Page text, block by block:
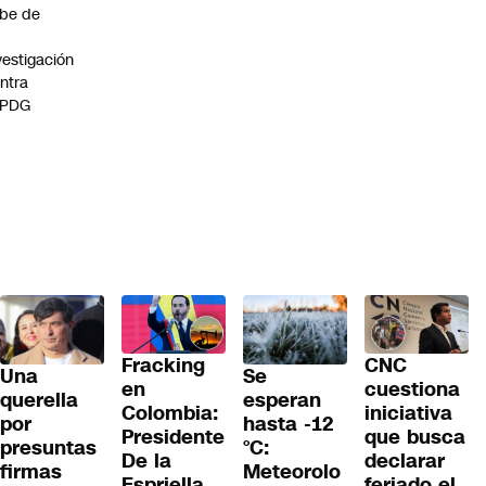
de
Una
querella
por
presuntas
firmas
Fracking
en
Colombia:
Presidente
De la
Se
esperan
hasta -12
°C:
Meteorolo
CNC
cuestiona
iniciativa
que busca
declarar